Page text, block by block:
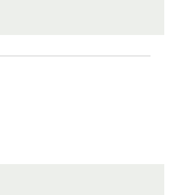
da aprovação do
do PL passou por
teve o ingresso do